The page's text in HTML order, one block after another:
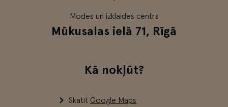
Modes un izklaides centrs
Mūkusalas ielā 71, Rīgā
Kā nokļūt?
Skatīt Google Maps